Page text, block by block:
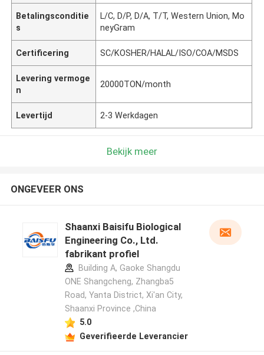
Betalingsconditie
s
L/C, D/P, D/A, T/T, Western Union, Mo
neyGram
Certificering SC/KOSHER/HALAL/ISO/COA/MSDS
Levering vermoge
n
20000TON/month
Levertijd 2-3 Werkdagen
Bekijk meer
ONGEVEER ONS
Shaanxi Baisifu Biological
Engineering Co., Ltd.
fabrikant profiel
Building A, Gaoke Shangdu
ONE Shangcheng, Zhangba5
Road, Yanta District, Xi'an City,
Shaanxi Province ,China
5.0
Geverifieerde Leverancier